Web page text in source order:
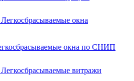
Легкосбрасываемые окна
окна по СНИП
Легкосбрасываемые витражи